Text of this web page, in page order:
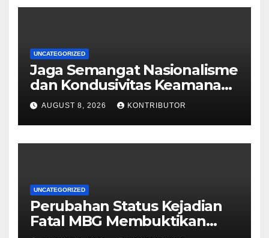
UNCATEGORIZED
Jaga Semangat Nasionalisme
dan Kondusivitas Keamanan
Papua Jelang HUT Ke-81 RI
AUGUST 8, 2026 KONTRIBUTOR
UNCATEGORIZED
Perubahan Status Kejadian
Fatal MBG Membuktikan